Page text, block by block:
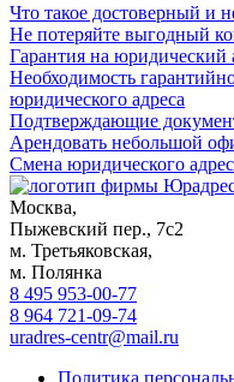
Что такое достоверный и
Не потеряйте выгодный
Гарантия на юридический
Необходимость
юридического адреса
Подтверждающие
Арендовать небольшой
Смена юридического
Москва,
Пыжевский пер., 7с2
м. Третьяковская,
м. Полянка
8 495 953‑00‑77
8 964 721‑09‑74
uradres-centr@mail.ru
Политика